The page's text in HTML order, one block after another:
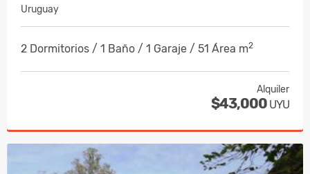
Uruguay
2 Dormitorios / 1 Baño / 1 Garaje / 51 Área m2
Alquiler
$43,000 UYU